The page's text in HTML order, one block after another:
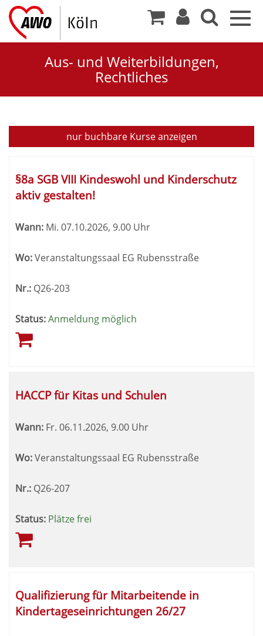
Aus- und Weiterbildungen,
Rechtliches
Weiterbildungen,
Rechtliches
nur buchbareKurse anzeigen
Tabellenüberschriften
können
sortiert
§8a SGB VIII Kindeswohl und Kinderschutz
aktiv gestalten!
Wann: Mi. 07.10.2026, 9.00 Uhr
Wo:Veranstaltungssaal EG Rubensstraße
Nr.: Q26-203
Status:Anmeldung möglich
HACCP für Kitas und Schulen
Wann: Fr. 06.11.2026, 9.00 Uhr
Wo:Veranstaltungssaal EG Rubensstraße
Nr.: Q26-207
Status: Plätze frei
Qualifizierung für Mitarbeitende in
Kindertageseinrichtungen 26/27